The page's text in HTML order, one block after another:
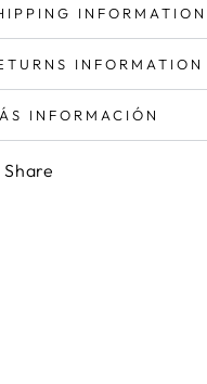
INFORMATION
INFORMATION
INFORMACIÓN
IMÁGENES
Share